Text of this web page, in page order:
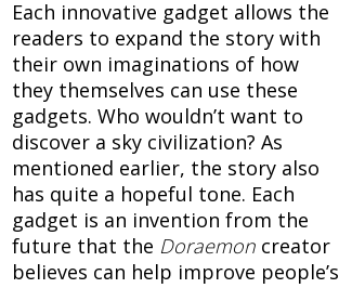
Each innovative gadget allows the
readers to expand the story with
their own imaginations of how
they themselves can use these
gadgets. Who wouldn’t want to
discover a sky civilization? As
mentioned earlier, the story also
has quite a hopeful tone. Each
gadget is an invention from the
future that the Doraemon creator
believes can help improve people’s